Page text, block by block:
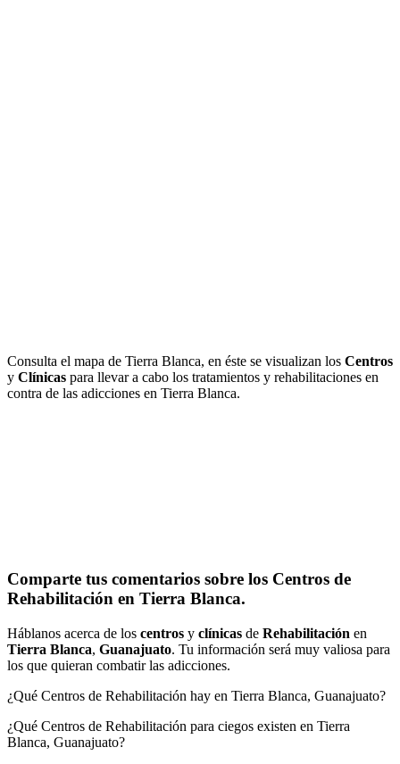
Consulta el mapa de Tierra Blanca, en éste se visualizan los Centros
y Clínicas para llevar a cabo los tratamientos y rehabilitaciones en
contra de las adicciones en Tierra Blanca.
Comparte tus comentarios sobre los Centros de
Rehabilitación en Tierra Blanca.
Háblanos acerca de los centros y clínicas de Rehabilitación en
Tierra Blanca, Guanajuato. Tu información será muy valiosa para
los que quieran combatir las adicciones.
¿Qué Centros de Rehabilitación hay en Tierra Blanca, Guanajuato?
¿Qué Centros de Rehabilitación para ciegos existen en Tierra
Blanca, Guanajuato?